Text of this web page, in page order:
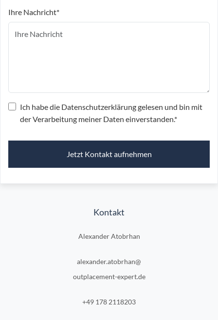
Ihre Nachricht*
Ich habe die Datenschutzerklärunggelesen und bin mit
der Verarbeitung meiner Daten einverstanden.*
Jetzt Kontakt aufnehmen
Kontakt
Alexander Atobrhan
alexander.atobrhan@
outplacement-expert.de
+49 178 2118203